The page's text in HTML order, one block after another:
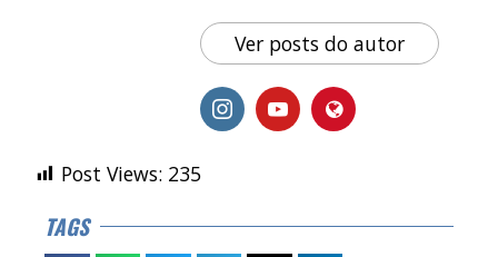
Ver posts do autor
Post Views: 235
TAGS